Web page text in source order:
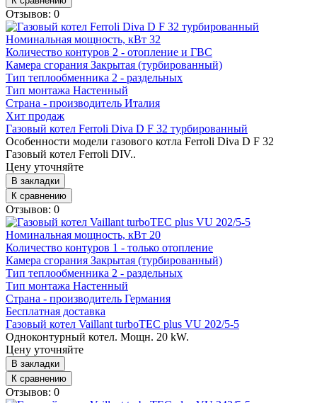
Отзывов: 0
Номинальная мощность, кВт 32
Количество контуров 2 - отопление и ГВС
Камера сгорания Закрытая (турбированный)
Тип теплообменника 2 - раздельных
Тип монтажа Настенный
Страна - производитель Италия
Хит продаж
Газовый котел Ferroli Diva D F 32 турбированный
Особенности модели газового котла Ferroli Diva D F 32
Газовый котел Ferroli DIV..
Цену уточняйте
В закладки
К сравнению
Отзывов: 0
Номинальная мощность, кВт 20
Количество контуров 1 - только отопление
Камера сгорания Закрытая (турбированный)
Тип теплообменника 2 - раздельных
Тип монтажа Настенный
Страна - производитель Германия
Бесплатная доставка
Газовый котел Vaillant turboTEC plus VU 202/5-5
Одноконтурный котел. Мощн. 20 kW.
Цену уточняйте
В закладки
К сравнению
Отзывов: 0